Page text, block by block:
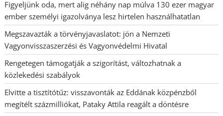
Figyeljünk oda, mert alig néhány nap múlva 130 ezer magyar
ember személyi igazolványa lesz hirtelen használhatatlan
Megszavazták a törvényjavaslatot: jön a Nemzeti
Vagyonvisszaszerzési és Vagyonvédelmi Hivatal
Rengetegen támogatják a szigorítást, változhatnak a
közlekedési szabályok
Elvitte a tisztítótűz: visszavonták az Eddának közpénzből
megítélt százmilliókat, Pataky Attila reagált a döntésre